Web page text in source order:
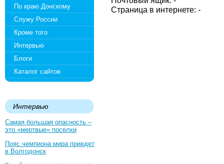
По краю Донскому
Служу России
Кроме того
Интервью
Блоги
Каталог сайтов
Интервью
Самая большая опасность –
это «мертвые» поселки
Пояс чемпиона мира приедет
в Волгодонск
Страница в интернете: -